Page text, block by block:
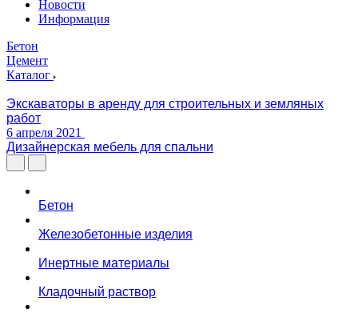
Новости
Информация
Бетон
Цемент
Каталог
Экскаваторы в аренду для строительных и земляных
работ
6 апреля 2021
Дизайнерская мебель для спальни
Бетон
Железобетонные изделия
Инертные материалы
Кладочный раствор